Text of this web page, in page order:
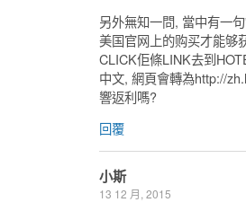
另外無知一問, 當中有一
美国官网上的购买才能够
CLICK佢條LINK去到
中文, 網頁會轉為http://
響返利嗎?
回覆
小斯
13 12 月, 2015